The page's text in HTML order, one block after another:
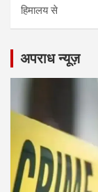
हिमालय से
अपराध न्यूज़